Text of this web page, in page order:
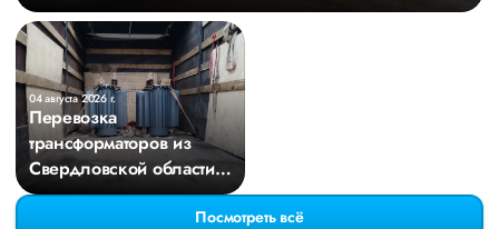
04 августа 2026 г.
Перевозка
трансформаторов из
Свердловской области в
Киров
Посмотреть всё